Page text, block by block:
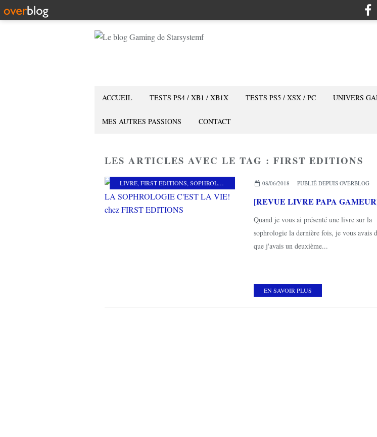
ACCUEIL TESTS PS4 / XB1 / XB1X TESTS PS5 / XSX / PC UNIVERS
MES AUTRES PASSIONS CONTACT
LES ARTICLES AVEC LE TAG : FIRST EDITIONS
LIVRE, FIRST EDITIONS, SOPHROLOGIE MES AUTRES PASSIONS,PAPA GAMEUR
08/06/2018 PUBLIÉ DEPUIS OVERBLOG
Quand je vous ai présenté une livre sur la
sophrologie la dernière fois, je vous avais
que j'avais un deuxième...
EN SAVOIR PLUS